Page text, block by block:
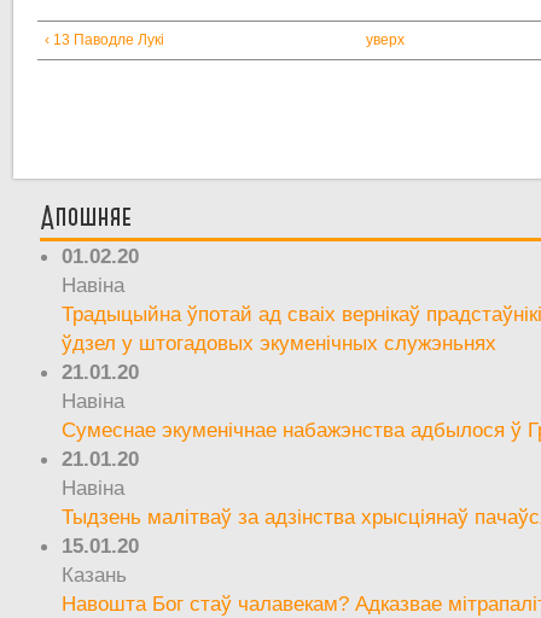
‹ 13 Паводле Лукі уверх
Апошняе
01.02.20
Навіна
Традыцыйна ўпотай ад сваіх вернікаў
ўдзел у штогадовых экуменічных служэньнях
21.01.20
Навіна
Сумеснае экуменічнае набажэнства адбылося ў
21.01.20
Навіна
Тыдзень малітваў за адзінства хрысціянаў
15.01.20
Казань
Навошта Бог стаў чалавекам? Адказвае